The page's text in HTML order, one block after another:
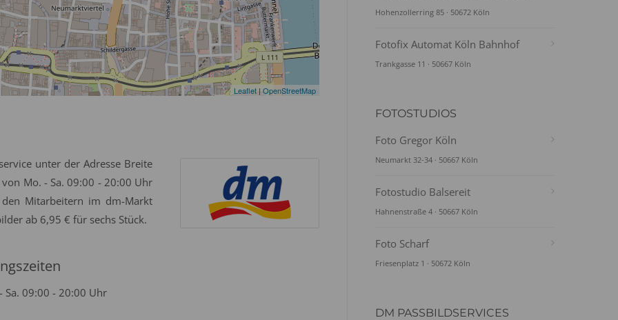
Leaflet | OpenStreetMap
unter der Adresse Breite
Mo. - Sa. 09:00 - 20:00 Uhr
Mitarbeitern im dm-Markt
ab 6,95 € für sechs Stück.
Sa. 09:00 - 20:00 Uhr
Hohenzollerring 85 · 50672 Köln
Fotofix Automat Köln Bahnhof
Trankgasse 11 · 50667 Köln
FOTOSTUDIOS
Foto Gregor Köln
Neumarkt 32-34 · 50667 Köln
Fotostudio Balsereit
Hahnenstraße 4 · 50667 Köln
Foto Scharf
Friesenplatz 1 · 50672 Köln
DM PASSBILDSERVICES